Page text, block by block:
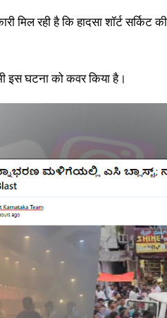
रही है कि हादसा शॉर्ट सर्किट
इस घटना को कवर किया है।